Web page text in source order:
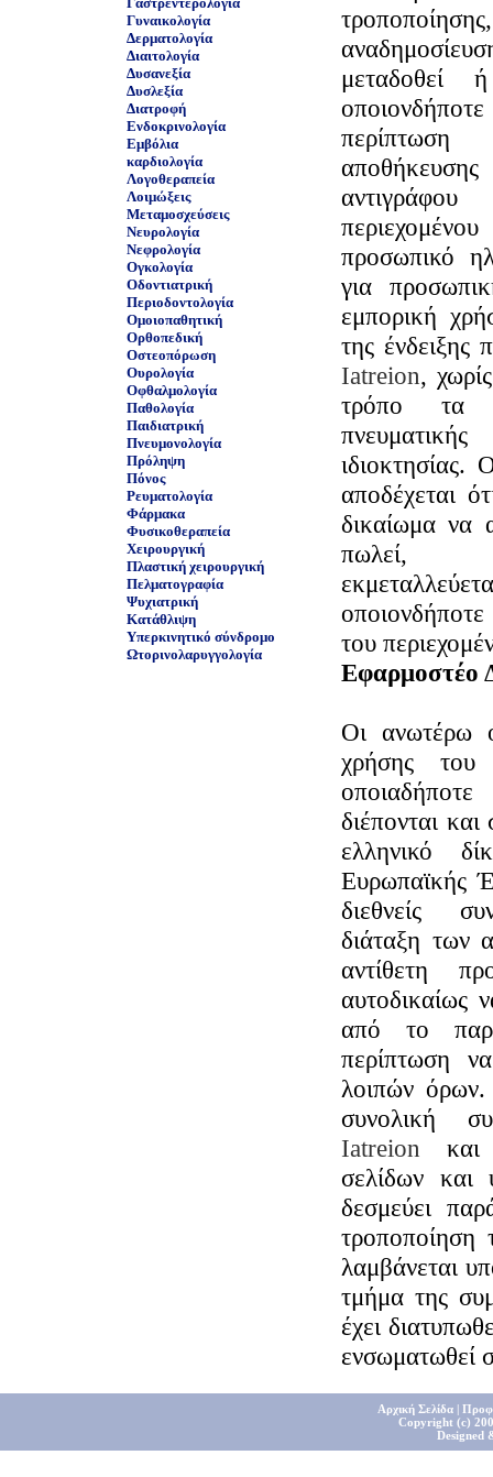
Γυναικολογία
Δερματολογία
Διαιτολογία
Δυσανεξία
Δυσλεξία
Διατροφή
Ενδοκρινολογία
Εμβόλια
καρδιολογία
Λογοθεραπεία
Λοιμώξεις
Μεταμοσχεύσεις
Νευρολογία
Νεφρολογία
Ογκολογία
Οδοντιατρική
Περιοδοντολογία
Ομοιοπαθητική
Ορθοπεδική
Οστεοπόρωση
Ουρολογία
Οφθαλμολογία
Παθολογία
Παιδιατρική
Πνευμονολογία
Πρόληψη
Πόνος
Ρευματολογία
Φάρμακα
Φυσικοθεραπεία
Χειρουργική
Πλαστική χειρουργική
Πελματογραφία
Ψυχιατρική
Κατάθλιψη
Υπερκινητικό σύνδρομο
Ωτορινολαρυγγολογία
μεταδοθεί
προσωπικό
για
εμπορική
της ένδειξης
Iatreion,
τρόπο τα
ιδιοκτησίας.
αποδέχεται
δικαίωμα να
πωλεί,
του
Εφαρμοστέο
Οι ανωτέρω
χρήσης
διέπονται
ελληνικό
Ευρωπαϊκής
διεθνείς
διάταξη των
αντίθετη
αυτοδικαίως
από το
περίπτωση
λοιπών
συνολική
Iatreion και
σελίδων και
δεσμεύει
λαμβάνεται
τμήμα της
έχει
ενσωματωθεί
Αρχική Σελίδα|
Copyright (c)
Designed